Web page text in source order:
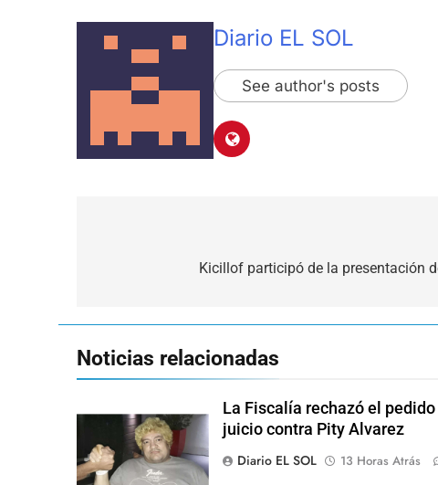
Diario EL SOL
See author's posts
Kicillof participó de la presentación
Noticias relacionadas
La Fiscalía rechazó el pedido
juicio contra Pity Alvarez
Diario EL SOL
13 Horas Atrás